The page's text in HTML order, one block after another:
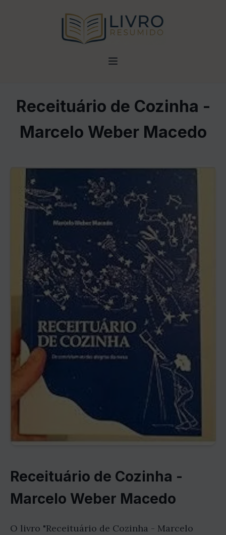
Receituário de Cozinha -
Marcelo Weber Macedo
Receituário de Cozinha -
Marcelo Weber Macedo
O livro "Receituário de Cozinha - Marcelo